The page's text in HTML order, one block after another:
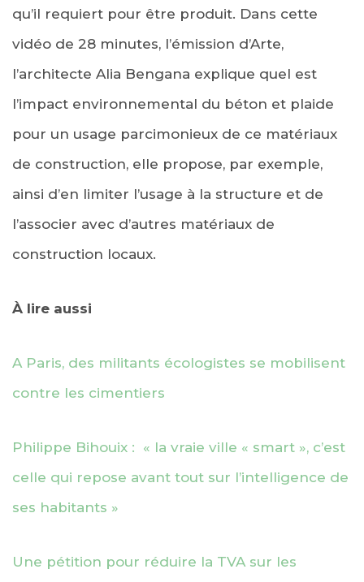
qu’il requiert pour être produit. Dans cette
vidéo de 28 minutes, l’émission d’Arte,
l’architecte Alia Bengana explique quel est
l’impact environnemental du béton et plaide
pour un usage parcimonieux de ce matériaux
de construction, elle propose, par exemple,
ainsi d’en limiter l’usage à la structure et de
l’associer avec d’autres matériaux de
construction locaux.
À lire aussi
A Paris, des militants écologistes se mobilisent
contre les cimentiers
Philippe Bihouix : « la vraie ville « smart », c’est
celle qui repose avant tout sur l’intelligence de
ses habitants »
Une pétition pour réduire la TVA sur les